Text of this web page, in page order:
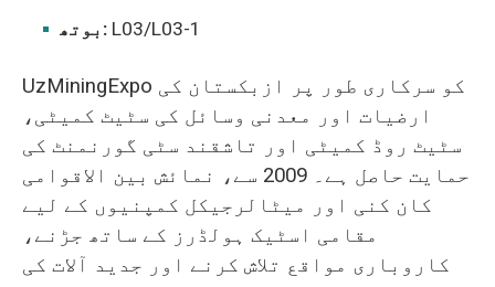
بوتھ: L03/L03-1
UzMiningExpo کو سرکاری طور پر ازبکستان کی
ارضیات اور معدنی وسائل کی سٹیٹ کمیٹی،
سٹیٹ روڈ کمیٹی اور تاشقند سٹی گورنمنٹ کی
حمایت حاصل ہے۔ 2009 سے، نمائش بین الاقوامی
کان کنی اور میٹالرجیکل کمپنیوں کے لیے
مقامی اسٹیک ہولڈرز کے ساتھ جڑنے،
کاروباری مواقع تلاش کرنے اور جدید آلات کی